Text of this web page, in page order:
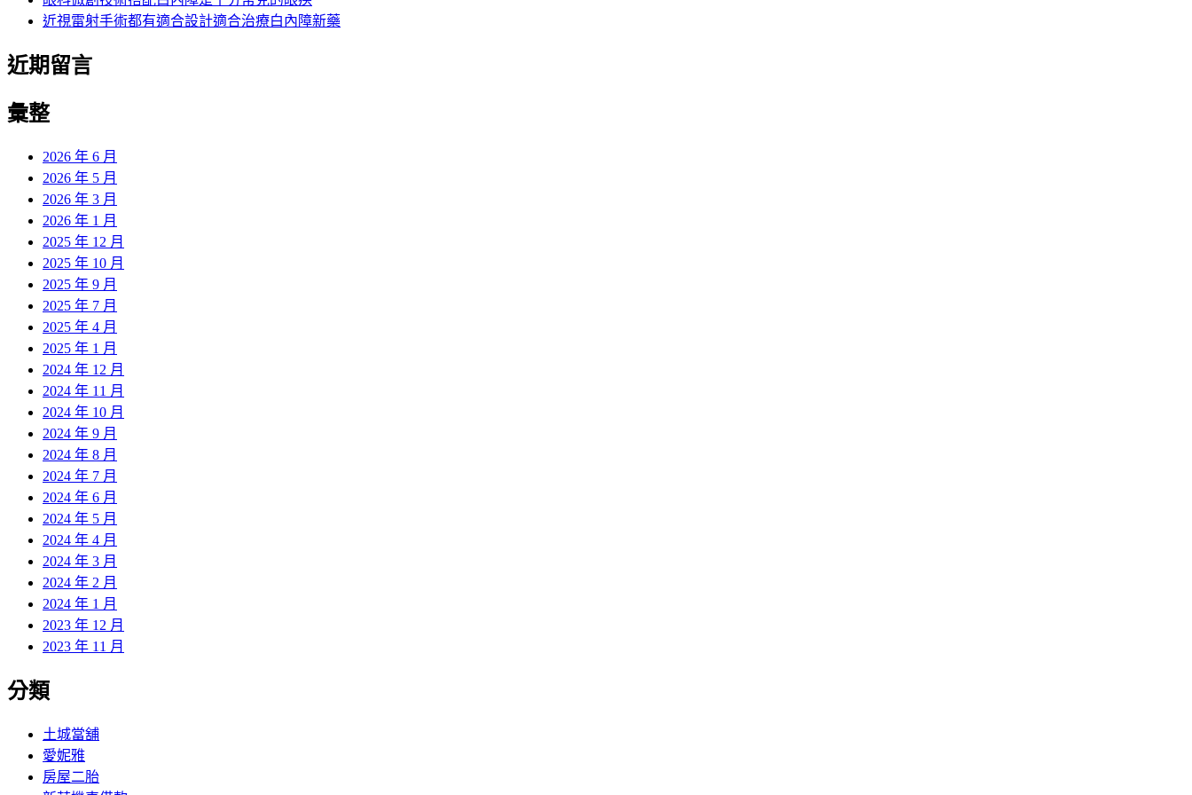
近視雷射手術都有適合設計適合治療白內障新藥
近期留言
彙整
2026 年 6 月
2026 年 5 月
2026 年 3 月
2026 年 1 月
2025 年 12 月
2025 年 10 月
2025 年 9 月
2025 年 7 月
2025 年 4 月
2025 年 1 月
2024 年 12 月
2024 年 11 月
2024 年 10 月
2024 年 9 月
2024 年 8 月
2024 年 7 月
2024 年 6 月
2024 年 5 月
2024 年 4 月
2024 年 3 月
2024 年 2 月
2024 年 1 月
2023 年 12 月
2023 年 11 月
分類
土城當舖
愛妮雅
房屋二胎